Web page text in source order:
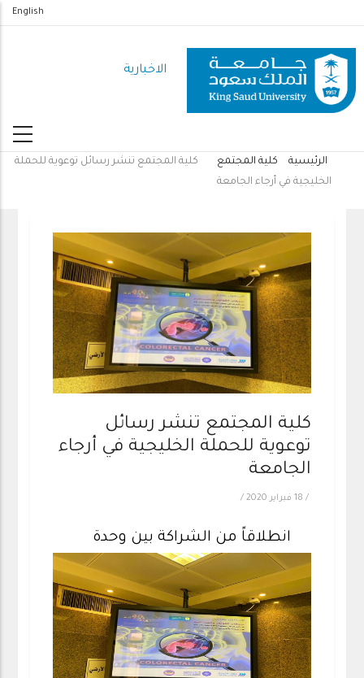
المحتوى
الرئيسي
English
الاخبارية
مسار
الرئيسية كلية المجتمع
كلية المجتمع تنشر رسائل توعوية للحملة
الخليجية في أرجاء الجامعة
كلية المجتمع تنشر رسائل
توعوية للحملة الخليجية في أرجاء
الجامعة
/ 18 فبراير 2020 /
انطلاقاً من الشراكة بين وحدة